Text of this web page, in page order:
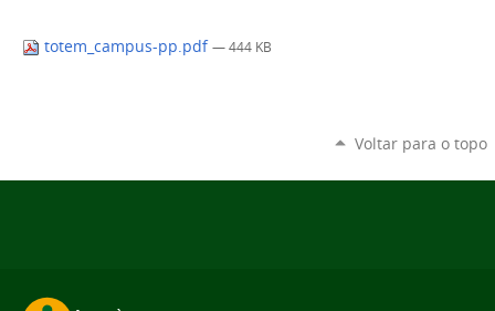
totem_campus-pp.pdf — 444 KB
Voltar para o topo